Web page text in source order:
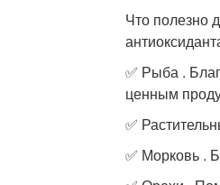
Что полезно
✅ Рыба .
ценным
✅
✅ Морковь .